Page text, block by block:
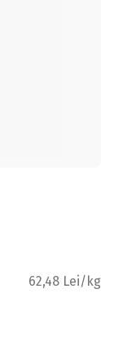
62,48 Lei/kg